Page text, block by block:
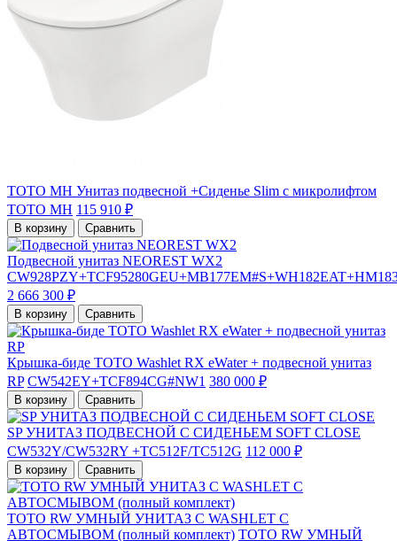
TOTO MH Унитаз подвесной +Cиденье Slim с микролифтом
TOTO MH 115 910 ₽
В корзину Сравнить
Подвесной унитаз NEOREST WX2
2 666 300 ₽
В корзину Сравнить
Крышка-биде TOTO Washlet RX eWater + подвесной унитаз
RP CW542EY+TCF894CG#NW1 380 000 ₽
В корзину Сравнить
SP УНИТАЗ ПОДВЕСНОЙ С СИДЕНЬЕМ SOFT CLOSE
CW532Y/CW532RY +TC512F/TC512G 112 000 ₽
В корзину Сравнить
TOTO RW УМНЫЙ УНИТАЗ С WASHLET С
АВТОСМЫВОМ (полный комплект) TOTO RW УМНЫЙ